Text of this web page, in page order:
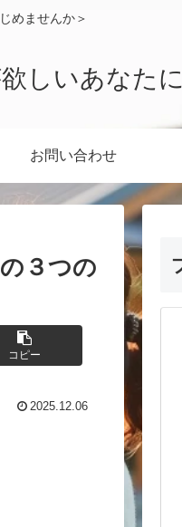
めませんか＞
しいあなたに
お問い合わせ
３つの
コピー
2025.12.06